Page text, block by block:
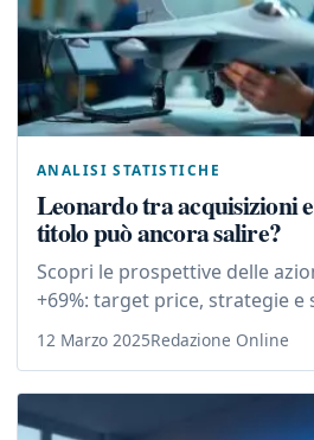
ANALISI STATISTICHE
Leonardo tra acquisizioni
titolo può ancora salire?
Scopri le prospettive delle
+69%: target price, strategie
12 Marzo 2025Redazione Online